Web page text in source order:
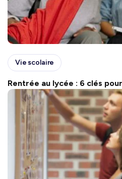
Vie scolaire
Rentrée au lycée : 6 clés